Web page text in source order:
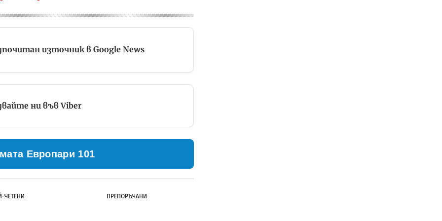
източник в Google News
ни във Viber
Европари 101
ЧЕТЕНИ ПРЕПОРЪЧАНИ